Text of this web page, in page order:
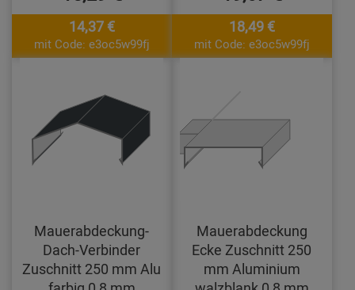
14,37 €
mit Code: e3oc5w99fj
18,49 €
mit Code: e3oc5w99fj
Mauerabdeckung-
Dach-Verbinder
Zuschnitt 250 mm Alu
Mauerabdeckung
Ecke Zuschnitt 250
mm Aluminium